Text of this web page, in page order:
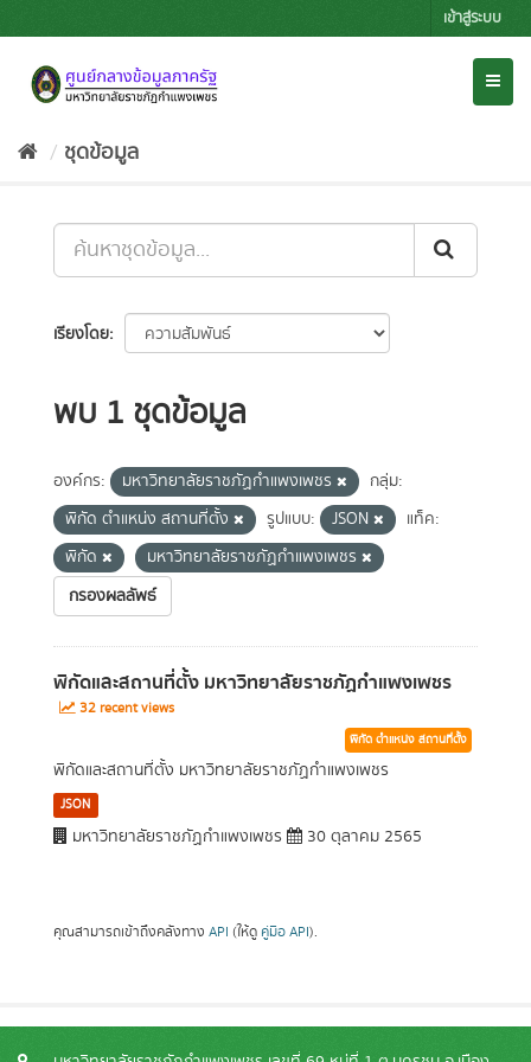
to
เข้าสู่ระบบ
ชุดข้อมูล
เรียงโดย
พบ 1 ชุดข้อมูล
องค์กร: มหาวิทยาลัยราชภัฏกำแพงเพชร
กลุ่ม:
พิกัด ตำแหน่ง สถานที่ตั้ง
รูปแบบ: JSON
แท็ค:
พิกัด
มหาวิทยาลัยราชภัฏกำแพงเพชร
กรองผลลัพธ์
พิกัดและสถานที่ตั้ง มหาวิทยาลัยราชภัฏกำแพงเพชร
32 recent views
พิกัด ตำแหน่ง สถานที่ตั้ง
พิกัดและสถานที่ตั้ง มหาวิทยาลัยราชภัฏกำแพงเพชร
JSON
มหาวิทยาลัยราชภัฏกำแพงเพชร 30 ตุลาคม 2565
คุณสามารถเข้าถึงคลังทาง API (ให้ดู คู่มือ API).